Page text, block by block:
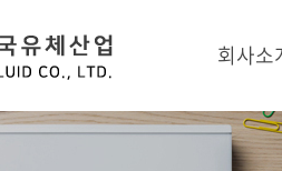
회사소